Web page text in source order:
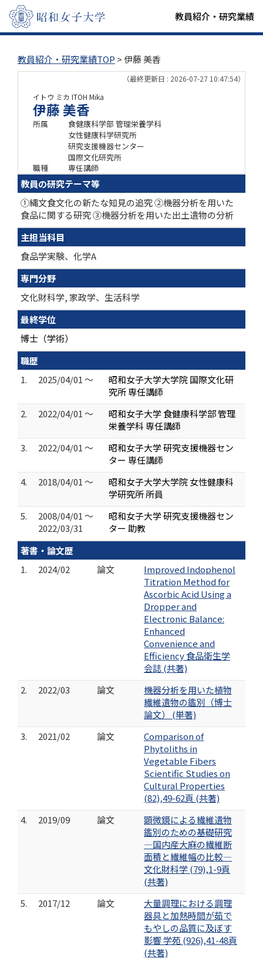
教員紹介・研究業績
教員紹介・研究業績TOP > 伊藤 美香
（最終更新日 : 2026-07-27 10:47:54）
イトウ ミカ ITOH Mika
伊藤 美香
所属
食健康科学部 管理栄養学科
女性健康科学研究所
研究支援機器センター
国際文化研究所
職種
専任講師
教員の研究テーマ等
①縄文食文化の新たな知見の追究 ②機器分析を用いた
食品に関する研究 ③機器分析を用いた出土遺物の分析
主担当科目
食品学実験、化学A
専門分野
文化財科学, 家政学、生活科学
最終学位
博士（学術）
職歴
1.
2025/04/01 ～
昭和女子大学大学院 国際文化研
究所 専任講師
2.
2022/04/01 ～
昭和女子大学 食健康科学部 管理
栄養学科 専任講師
3.
2022/04/01 ～
昭和女子大学 研究支援機器セン
ター 専任講師
4.
2018/04/01 ～
昭和女子大学大学院 女性健康科
学研究所 所員
5.
2008/04/01 ～
2022/03/31
昭和女子大学 研究支援機器セン
ター 助教
著書・論文歴
1.
2024/02 論文
Improved Indophenol
Titration Method for
Ascorbic Acid Using a
Dropper and
Electronic Balance:
Enhanced
Convenience and
Efficiency 食品衛生学
会誌 (共著)
2.
2022/03 論文
機器分析を用いた植物
繊維遺物の鑑別（博士
論文） (単著)
3.
2021/02 論文
Comparison of
Phytoliths in
Vegetable Fibers
Scientific Studies on
Cultural Properties
(82),49-62頁 (共著)
4.
2019/09 論文
顕微鏡による繊維遺物
鑑別のための基礎研究
―国内産大麻の繊維断
面積と繊維幅の比較―
文化財科学 (79),1-9頁
(共著)
5.
2017/12 論文
大量調理における調理
器具と加熱時間が茹で
もやしの品質に及ぼす
影響 学苑 (926),41-48頁
(共著)